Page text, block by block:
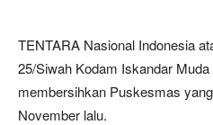
TENTARA Nasional Indonesia
25/Siwah Kodam Iskandar
membersihkan Puskesmas
November lalu.